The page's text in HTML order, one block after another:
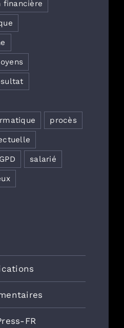
financière
procès
salarié
FR